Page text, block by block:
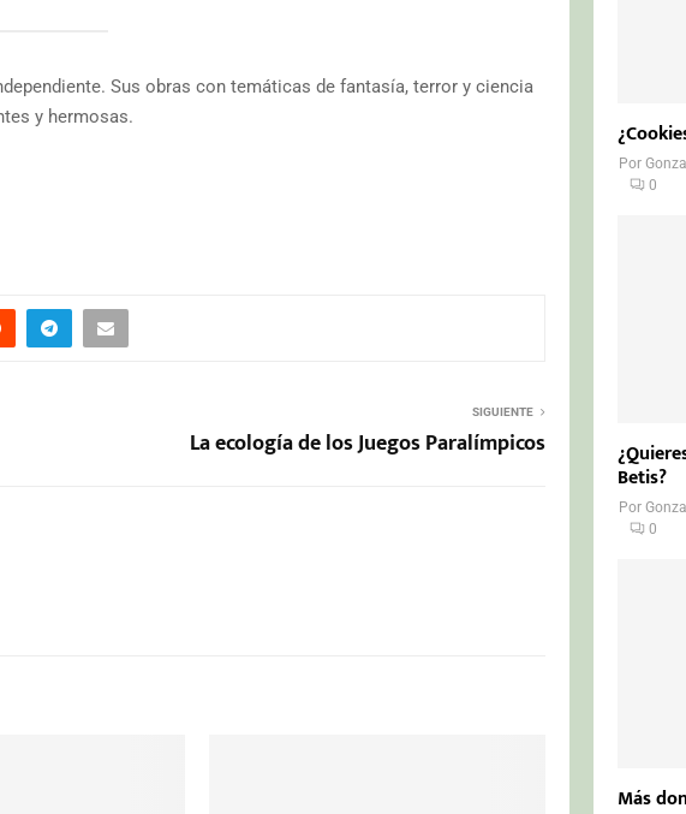
Sus obras con temáticas de fantasía, terror y ciencia
y hermosas.
SIGUIENTE
La ecología de los Juegos Paralímpicos
Por
0
Betis?
Por
0
Más